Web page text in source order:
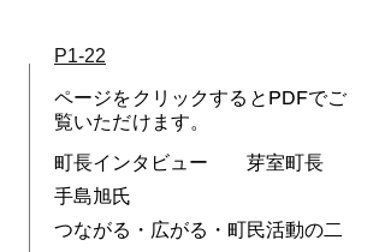
P1-22
ページをクリックするとPDFでご
覧いただけます。
町長インタビュー 芽室町長
手島旭氏
つながる・広がる・町民活動の二